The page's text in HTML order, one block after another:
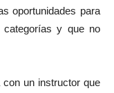
oportunidades para
categorías y que no
un instructor que